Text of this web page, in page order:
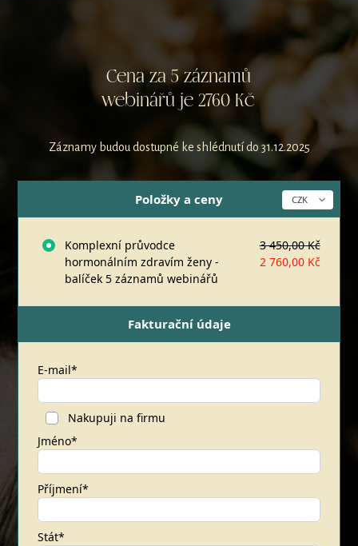
Cena za 5 záznamů
webinářů je 2760 Kč
Záznamy budou dostupné ke shlédnutí do 31.12.2025
Položky a ceny
Komplexní průvodce
hormonálním zdravím ženy -
balíček 5 záznamů webinářů
3 450,00 Kč
2 760,00 Kč
Fakturační údaje
E-mail*
Nakupuji na firmu
Jméno*
Příjmení*
Stát*